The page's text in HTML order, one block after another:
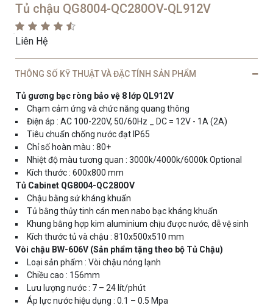
Tủ chậu QG8004-QC280OV-QL912V
Liên Hệ
THÔNG SỐ KỸ THUẬT VÀ ĐẶC TÍNH SẢN PHẨM
Tủ gương bạc ròng bảo vệ 8 lớp QL912V
Chạm cảm ứng và chức năng quang thông
Điện áp : AC 100-220V, 50/60Hz _ DC = 12V - 1A (2A)
Tiêu chuẩn chống nước đạt IP65
Chỉ số hoàn màu : 80+
Nhiệt độ màu tương quan : 3000k/4000k/6000k Optional
Kích thước : 600x800 mm
Tủ Cabinet QG8004-QC280OV
Chậu bằng sứ kháng khuẩn
Tủ bằng thủy tinh cán men nabo bạc kháng khuẩn
Khung bằng hợp kim aluminium chịu được nước, dễ vệ sinh
Kích thước tủ và chậu : 810x500x510 mm
Vòi chậu BW-606V (Sản phẩm tặng theo bộ Tủ Chậu)
Loại sản phẩm : Vòi chậu nóng lạnh
Chiều cao : 156mm
Lưu lượng nước : 7 – 24 lít/phút
Áp lực nước hiệu dụng : 0.1 – 0.5 Mpa